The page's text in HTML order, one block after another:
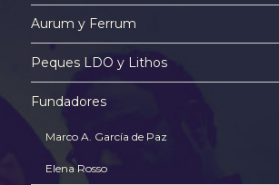
Aurum y Ferrum
Peques LDO y Lithos
Fundadores
Marco A. García de Paz
Elena Rosso